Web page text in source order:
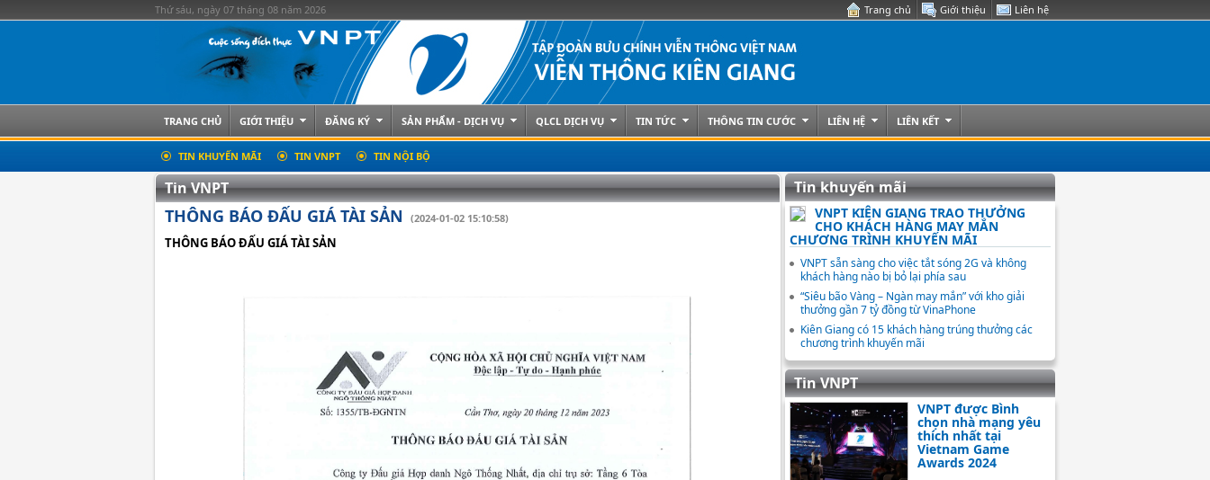
Thứ sáu, ngày 07 tháng 08 năm 2026 Liên hệ
Giới thiệu
Trang chủ
TRANG CHỦ GIỚI THIỆU ĐĂNG KÝ SẢN PHẨM - DỊCH VỤ QLCL DỊCH VỤ TIN TỨC THÔNG TIN CƯỚC LIÊN HỆ LIÊN KẾT
TIN KHUYẾN MÃI TIN VNPT TIN NỘI BỘ
Tin VNPT
THÔNG BÁO ĐẤU GIÁ TÀI SẢN (2024-01-02 15:10:58)
THÔNG BÁO ĐẤU GIÁ TÀI SẢN
Tin khuyến mãi
VNPT KIÊN GIANG TRAO THƯỞNG
CHO KHÁCH HÀNG MAY MẮN
CHƯƠNG TRÌNH KHUYẾN MÃI
VNPT sẵn sàng cho việc tắt sóng 2G và không
khách hàng nào bị bỏ lại phía sau
“Siêu bão Vàng – Ngàn may mắn” với kho giải
thưởng gần 7 tỷ đồng từ VinaPhone
Kiên Giang có 15 khách hàng trúng thưởng các
chương trình khuyến mãi
Tin VNPT
VNPT được Bình
chọn nhà mạng yêu
thích nhất tại
Vietnam Game
Awards 2024